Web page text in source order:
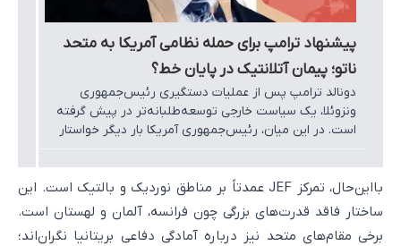
پیشنهاد ترامپ برای حمله نظامی آمریکا به متحد
ناتو؛ پیمان آتلانتیک در پایان خط؟
دونالد ترامپ پس از عملیات دستگیری رئیس‌جمهوری
ونزوئلا، یک سیاست خارجی توسعه‌طلبانه‌تر در پیش گرفته
است. در این میان، رئیس‌جمهوری آمریکا بار دیگر خواستار
ایجاد کند.
بااین‌حال، تمرکز JEF عمدتاً بر مناطق نوردیک و بالتیک است. این
ساختار فاقد قدرت‌های بزرگی چون فرانسه، آلمان و لهستان است.
برخی مقام‌های متحد نیز درباره آمادگی دفاعی بریتانیا نگران‌اند؛